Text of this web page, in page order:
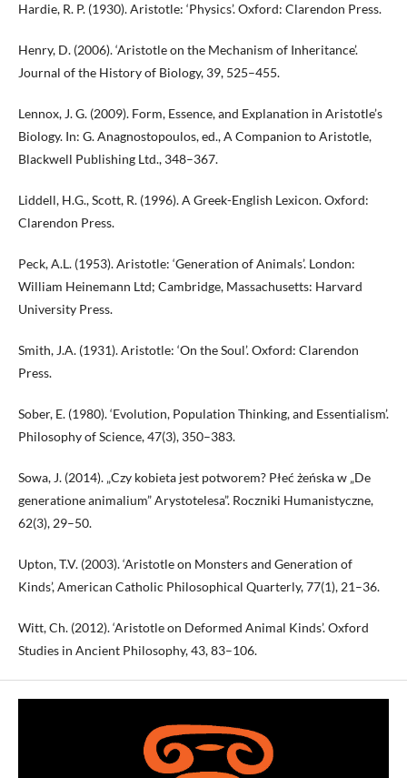
Hardie, R. P. (1930). Aristotle: ‘Physics’. Oxford: Clarendon Press.
Henry, D. (2006). ‘Aristotle on the Mechanism of Inheritance’.
Journal of the History of Biology, 39, 525–455.
Lennox, J. G. (2009). Form, Essence, and Explanation in Aristotle’s
Biology. In: G. Anagnostopou­los, ed., A Companion to Aristotle,
Blackwell Publishing Ltd., 348–367.
Liddell, H.G., Scott, R. (1996). A Greek-English Lexicon. Oxford:
Clarendon Press.
Peck, A.L. (1953). Aristotle: ‘Generation of Animals’. London:
William Heinemann Ltd; Cambridge, Massachusetts: Harvard
University Press.
Smith, J.A. (1931). Aristotle: ‘On the Soul’. Oxford: Clarendon
Press.
Sober, E. (1980). ‘Evolution, Population Thinking, and Essentialism’.
Philosophy of Science, 47(3), 350–383.
Sowa, J. (2014). „Czy kobieta jest potworem? Płeć żeńska w „De
generatione animalium” Arystotelesa”. Roczniki Humanistyczne,
62(3), 29–50.
Upton, T.V. (2003). ‘Aristotle on Monsters and Generation of
Kinds’, American Catholic Philosoph­ical Quarterly, 77(1), 21–36.
Witt, Ch. (2012). ‘Aristotle on Deformed Animal Kinds’. Oxford
Studies in Ancient Philosophy, 43, 83–106.